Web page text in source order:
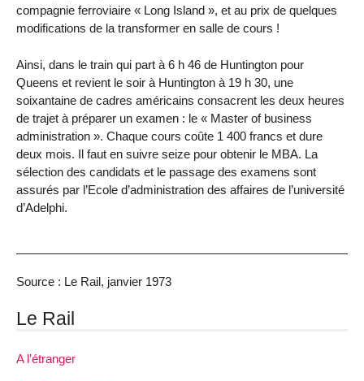
compagnie ferroviaire « Long Island », et au prix de quelques
modifications de la transformer en salle de cours !
Ainsi, dans le train qui part à 6 h 46 de Huntington pour
Queens et revient le soir à Huntington à 19 h 30, une
soixantaine de cadres américains consacrent les deux heures
de trajet à préparer un examen : le « Master of business
administration ». Chaque cours coûte 1 400 francs et dure
deux mois. Il faut en suivre seize pour obtenir le MBA. La
sélection des candidats et le passage des examens sont
assurés par l’Ecole d’administration des affaires de l’université
d’Adelphi.
Source : Le Rail, janvier 1973
Le Rail
A l’étranger